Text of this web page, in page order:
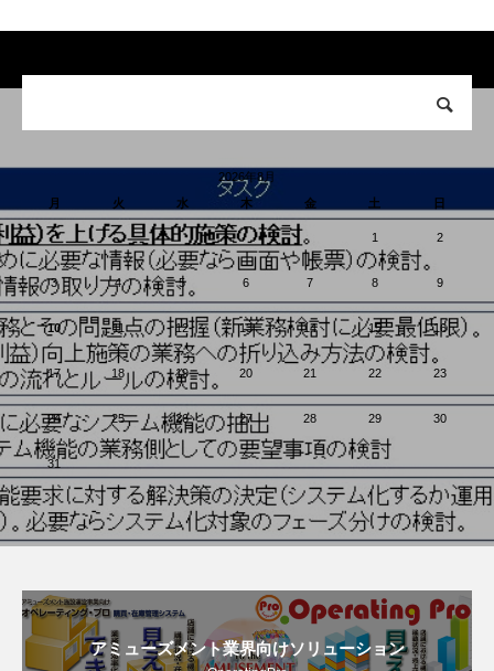
2026年8月
月
火 水 木 金 土 日
1 2
3 4 5 6 7 8 9
10 11 12 13 14 15 16
17 18 19 20 21 22 23
24 25 26 27 28 29 30
31
アミューズメント業界向けソリューション